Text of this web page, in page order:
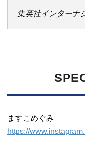
集英社インターナ
ますこめぐみ
https://